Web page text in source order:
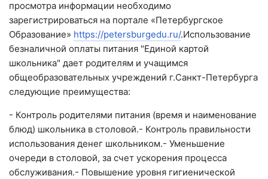
просмотра информации необходимо
зарегистрироваться на портале «Петербургское
Образование» https://petersburgedu.ru/.Использование
безналичной оплаты питания "Единой картой
школьника" дает родителям и учащимся
общеобразовательных учреждений г.Санкт-Петербурга
следующие преимущества:
- Контроль родителями питания (время и наименование
блюд) школьника в столовой.- Контроль правильности
использования денег школьником.- Уменьшение
очереди в столовой, за счет ускорения процесса
обслуживания.- Повышение уровня гигиенической